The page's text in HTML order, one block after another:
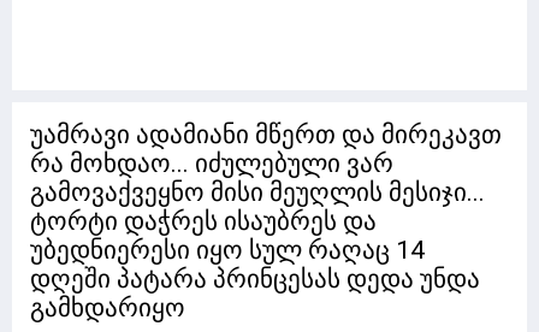
უამრავი ადამიანი მწერთ და მირეკავთ
რა მოხდაო... იძულებული ვარ
გამოვაქვეყნო მისი მეუღლის მესიჯი...
ტორტი დაჭრეს ისაუბრეს და
უბედნიერესი იყო სულ რაღაც 14
დღეში პატარა პრინცესას დედა უნდა
გამხდარიყო